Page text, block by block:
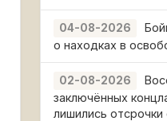
04-08-2026
о находках в
02-08-2026
заключённых
лишились отсрочки